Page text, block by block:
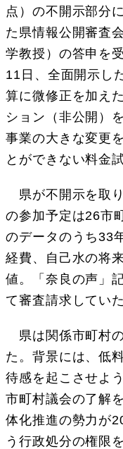
点）の不開示部分
た県情報公開審査
学教授）の答申を
11日、全面開示し
算に微修正を加え
ション（非公開）
事業の大きな変更
とができない料金
県が不開示を取
の参加予定は26市
のデータのうち33
経費、自己水の将
値。「奈良の声」
て審査請求していた
県は関係市町村
た。背景には、低
待感を起こさせよ
市町村議会の了解
体化推進の勢力が
う行政処分の権限